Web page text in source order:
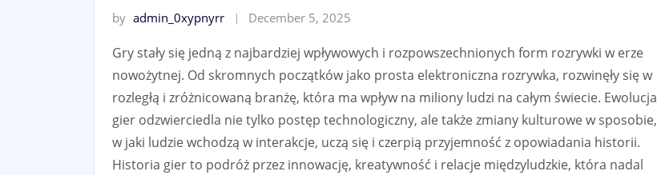
by admin_0xypnyrr December 5, 2025
Gry stały się jedną z najbardziej wpływowych i rozpowszechnionych form rozrywki w erze
nowożytnej. Od skromnych początków jako prosta elektroniczna rozrywka, rozwinęły się w
rozległą i zróżnicowaną branżę, która ma wpływ na miliony ludzi na całym świecie. Ewolucja
gier odzwierciedla nie tylko postęp technologiczny, ale także zmiany kulturowe w sposobie,
w jaki ludzie wchodzą w interakcje, uczą się i czerpią przyjemność z opowiadania historii.
Historia gier to podróż przez innowację, kreatywność i relacje międzyludzkie, która nadal